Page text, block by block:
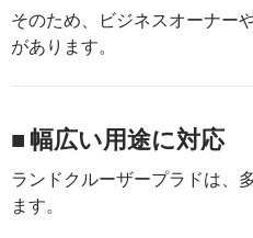
そのため、ビジネスオーナー
があります。
■ 幅広い用途に対応
ランドクルーザープラドは、
ます。